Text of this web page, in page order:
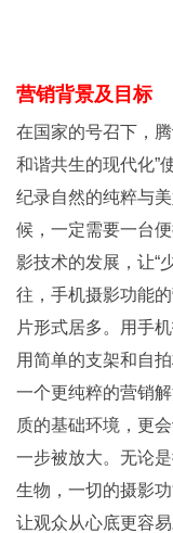
营销背景及目标
在国家的号召下，
和谐共生的现代化”
纪录自然的纯粹与
候，一定需要一台
影技术的发展，让“
往，手机摄影功能
片形式居多。用手
用简单的支架和自
一个更纯粹的营销
质的基础环境，更
一步被放大。无论
生物，一切的摄影
让观众从心底更容